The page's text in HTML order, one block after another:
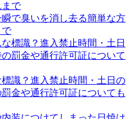
で臭いを消し去る簡単な方
で
識？進入禁止時間・土日の
金や通行許可証についても